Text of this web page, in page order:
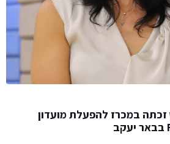
זכתה במכרז להפעלת מועדון